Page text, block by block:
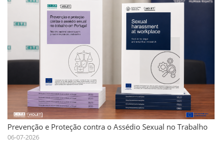
Prevenção e Proteção contra o Assédio Sexual no Trabalho
06-07-2026